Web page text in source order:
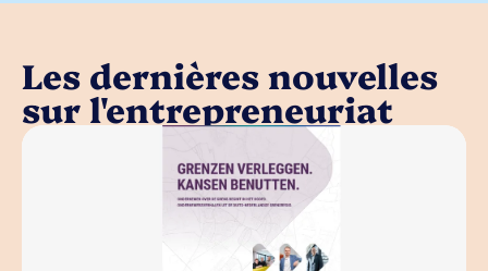
Les dernières nouvelles
sur l'entrepreneuriat